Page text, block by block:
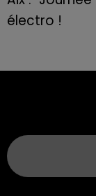
électro !